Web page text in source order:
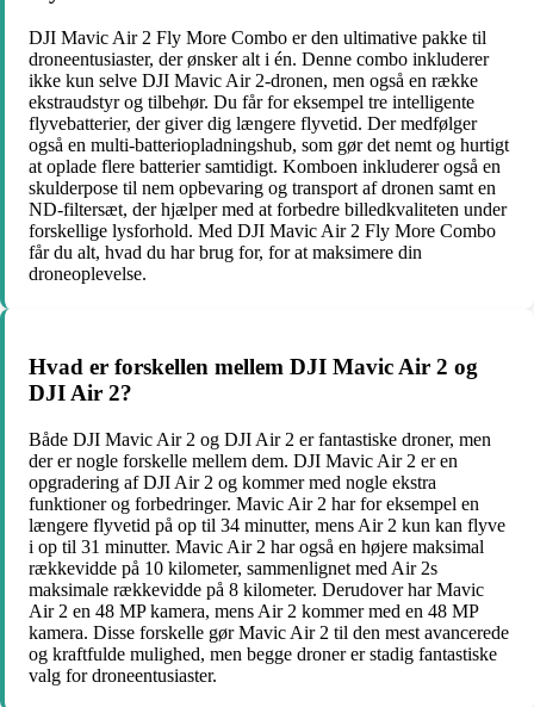
DJI Mavic Air 2 Fly More Combo er den ultimative pakke til
droneentusiaster, der ønsker alt i én. Denne combo inkluderer
ikke kun selve DJI Mavic Air 2-dronen, men også en række
ekstraudstyr og tilbehør. Du får for eksempel tre intelligente
flyvebatterier, der giver dig længere flyvetid. Der medfølger
også en multi-batteriopladningshub, som gør det nemt og hurtigt
at oplade flere batterier samtidigt. Komboen inkluderer også en
skulderpose til nem opbevaring og transport af dronen samt en
ND-filtersæt, der hjælper med at forbedre billedkvaliteten under
forskellige lysforhold. Med DJI Mavic Air 2 Fly More Combo
får du alt, hvad du har brug for, for at maksimere din
droneoplevelse.
Hvad er forskellen mellem DJI Mavic Air 2 og
DJI Air 2?
Både DJI Mavic Air 2 og DJI Air 2 er fantastiske droner, men
der er nogle forskelle mellem dem. DJI Mavic Air 2 er en
opgradering af DJI Air 2 og kommer med nogle ekstra
funktioner og forbedringer. Mavic Air 2 har for eksempel en
længere flyvetid på op til 34 minutter, mens Air 2 kun kan flyve
i op til 31 minutter. Mavic Air 2 har også en højere maksimal
rækkevidde på 10 kilometer, sammenlignet med Air 2s
maksimale rækkevidde på 8 kilometer. Derudover har Mavic
Air 2 en 48 MP kamera, mens Air 2 kommer med en 48 MP
kamera. Disse forskelle gør Mavic Air 2 til den mest avancerede
og kraftfulde mulighed, men begge droner er stadig fantastiske
valg for droneentusiaster.